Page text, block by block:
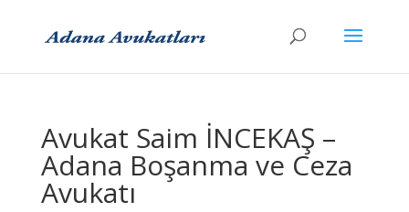
Avukat Saim İNCEKAŞ –
Adana Boşanma ve Ceza
Avukatı